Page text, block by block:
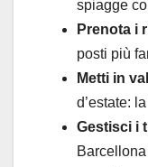
spiagge
Prenota i
posti più
Metti in
d’estate:
Gestisci i